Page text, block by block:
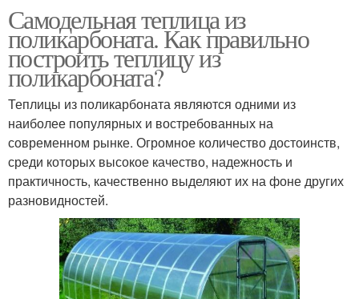
Теплица по митлайдеру
Теплицы по
Теплица из профиля
трубы
Теплицы для дачи Теплицы с облицовкой
Самодельная теплица из
поликарбоната. Как правильно
построить теплицу из
поликарбоната?
Теплицы из поликарбоната являются одними из
наиболее популярных и востребованных на
современном рынке. Огромное количество достоинств,
среди которых высокое качество, надежность и
практичность, качественно выделяют их на фоне других
разновидностей.